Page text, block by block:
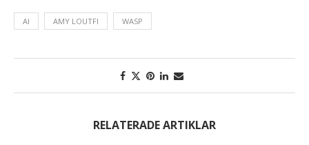
AI AMY LOUTFI WASP
RELATERADE ARTIKLAR